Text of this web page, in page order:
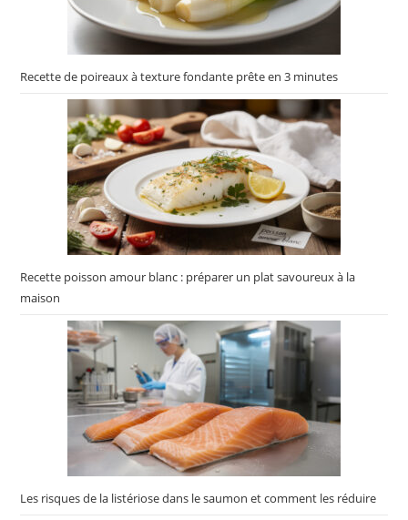
Recette de poireaux à texture fondante prête en 3 minutes
Recette poisson amour blanc : préparer un plat savoureux à la
maison
Les risques de la listériose dans le saumon et comment les réduire